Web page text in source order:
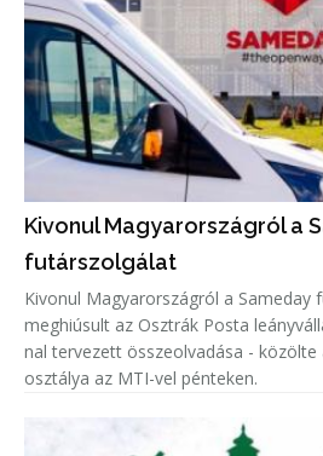
Kivonul Magyarországról a
futárszolgálat
Kivonul Magyarországról a Sameday
meghiúsult az Osztrák Posta
nal tervezett összeolvadása - közölte
osztálya az MTI-vel pénteken.